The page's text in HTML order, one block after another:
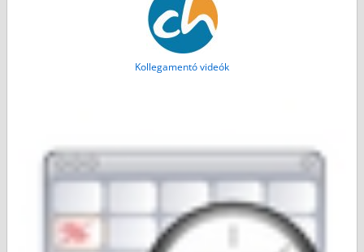
Kollegamentó videók